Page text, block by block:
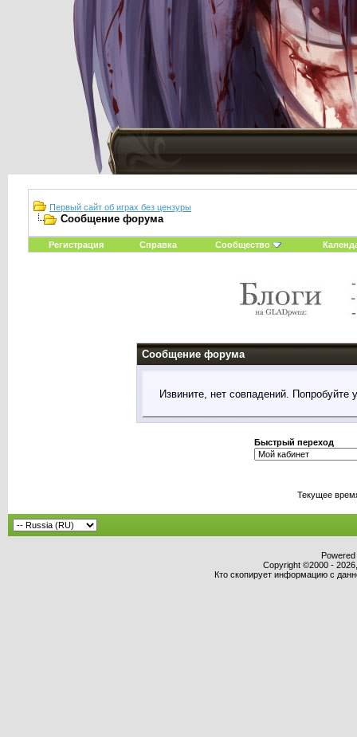
Первый сайт об играх без цензуры
Сообщение форума
Регистрация Справка Сообщество
Сообщение форума
Извините, нет совпадений. Попробуйте
Быстрый переход
Текущее
Copyright ©2000 -
Кто скопирует информацию с